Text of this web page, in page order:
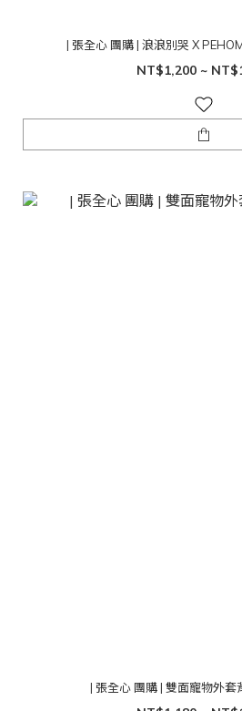
| 張全心 團購 | 浪浪別哭 X
NT$1,200 ~
| 張全心 團購 | 雙面寵物外套